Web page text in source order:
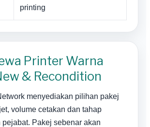
printing
Printer Warna
& Recondition
menyediakan pilihan pakej
volume cetakan dan tahap
pejabat. Pakej sebenar akan